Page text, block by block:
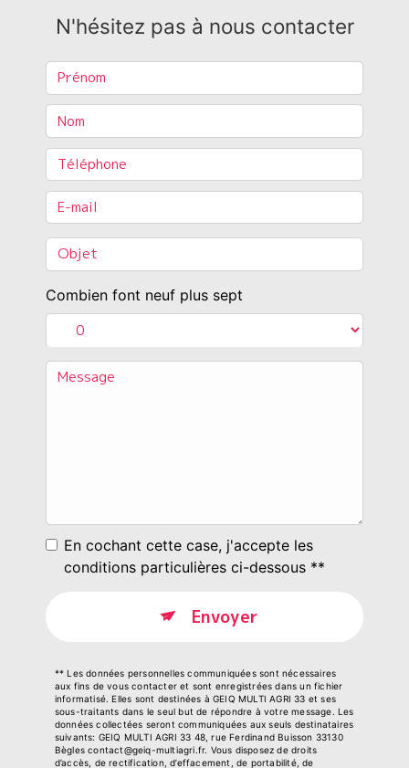
N'hésitez pas à nous contacter
Combien font neuf plus sept
En cochant cette case, j'accepte les
conditions particulières ci-dessous **
Envoyer
** Les données personnelles communiquées sont nécessaires
aux fins de vous contacter et sont enregistrées dans un fichier
informatisé. Elles sont destinées à GEIQ MULTI AGRI 33 et ses
sous-traitants dans le seul but de répondre à votre message. Les
données collectées seront communiquées aux seuls destinataires
suivants: GEIQ MULTI AGRI 33 48, rue Ferdinand Buisson 33130
Bègles contact@geiq-multiagri.fr. Vous disposez de droits
d’accès, de rectification, d’effacement, de portabilité, de